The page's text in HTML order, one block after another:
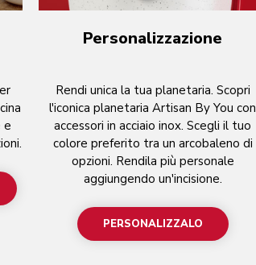
e
Personalizzazione
Rendi unica la tua planetaria. Scopri
l'iconica planetaria Artisan By You con
accessori in acciaio inox. Scegli il tuo
colore preferito tra un arcobaleno di
opzioni. Rendila più personale
aggiungendo un'incisione.
-
PERSONALIZZALO